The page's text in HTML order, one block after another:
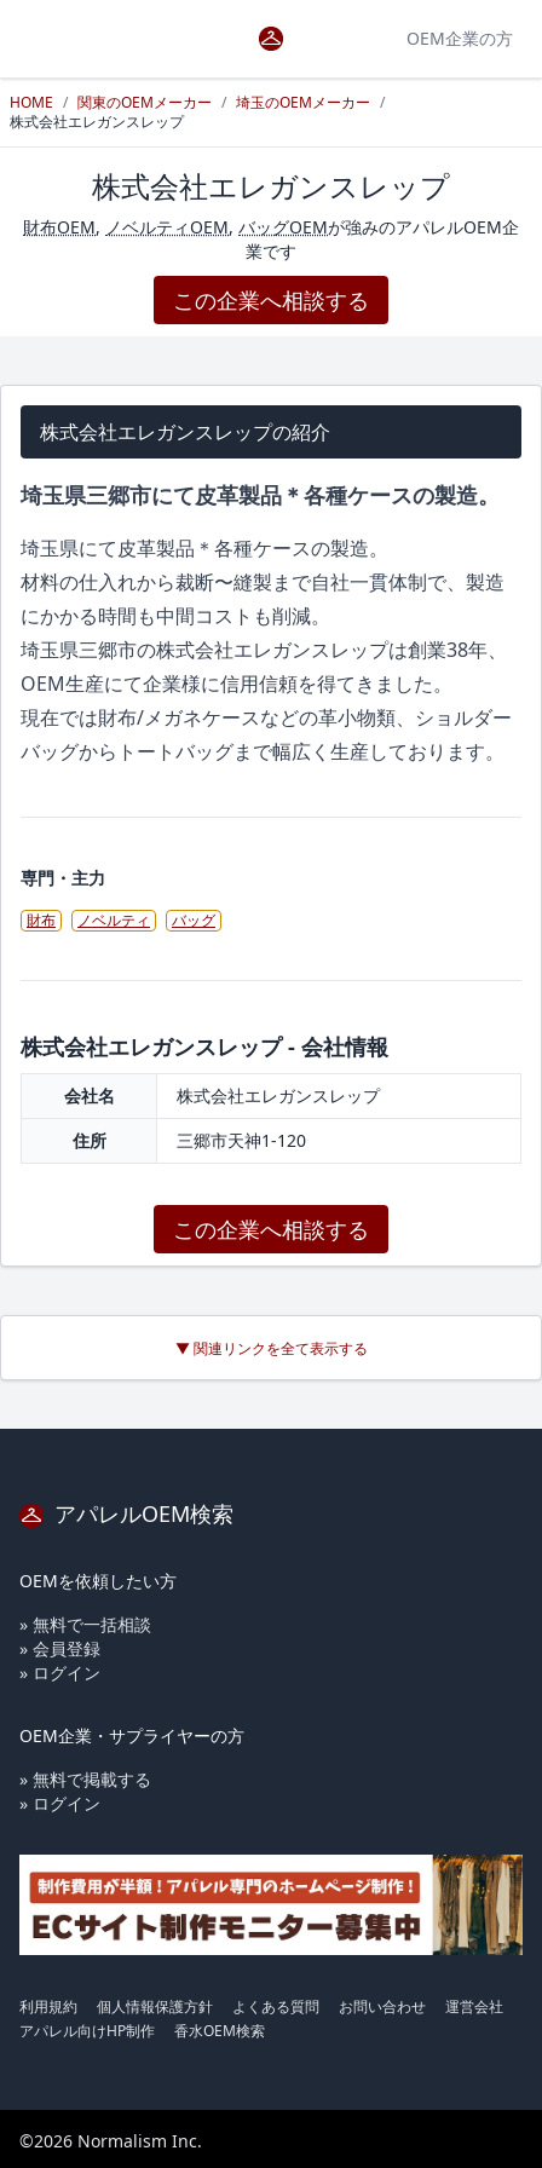
OEM企業の方
HOME / 関東のOEMメーカー / 埼玉のOEMメーカー /
株式会社エレガンスレップ
株式会社エレガンスレップ
財布OEM, ノベルティOEM, バッグOEMが強みのアパレルOEM企
業です
この企業へ相談する
株式会社エレガンスレップの紹介
埼玉県三郷市にて皮革製品＊各種ケースの製造。
埼玉県にて皮革製品＊各種ケースの製造。
材料の仕入れから裁断〜縫製まで自社一貫体制で、製造
にかかる時間も中間コストも削減。
埼玉県三郷市の株式会社エレガンスレップは創業38年、
OEM生産にて企業様に信用信頼を得てきました。
現在では財布/メガネケースなどの革小物類、ショルダー
バッグからトートバッグまで幅広く生産しております。
専門・主力
財布 ノベルティ バッグ
株式会社エレガンスレップ - 会社情報
会社名
株式会社エレガンスレップ
住所
三郷市天神1-120
この企業へ相談する
▼ 関連リンクを全て表示する
アパレルOEM検索
OEMを依頼したい方
» 無料で一括相談
» 会員登録
» ログイン
OEM企業・サプライヤーの方
» 無料で掲載する
» ログイン
利用規約 個人情報保護方針 よくある質問 お問い合わせ
運営会社
アパレル向けHP制作
香水OEM検索
©2026 Normalism Inc.